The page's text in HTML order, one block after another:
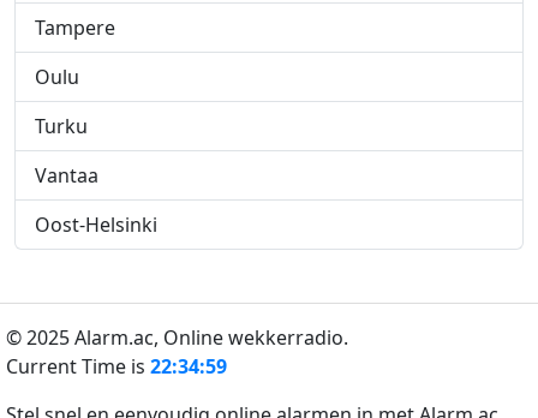
Tampere
Oulu
Turku
Vantaa
Oost-Helsinki
© 2025 Alarm.ac, Online wekkerradio.
Current Time is 22:34:59